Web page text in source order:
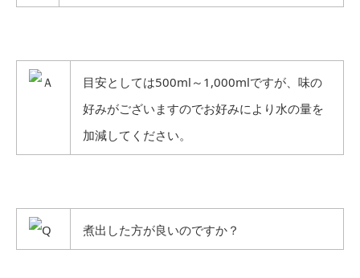
目安としては500ml～1,000mlですが、味の
好みがございますのでお好みにより水の量を
加減してください。
煮出した方が良いのですか？